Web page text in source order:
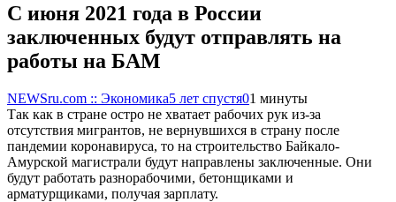
С июня 2021 года в России
заключенных будут отправлять на
работы на БАМ
NEWSru.com :: Экономика5 лет спустя01 минуты
Так как в стране остро не хватает рабочих рук из-за
отсутствия мигрантов, не вернувшихся в страну после
пандемии коронавируса, то на строительство Байкало-
Амурской магистрали будут направлены заключенные. Они
будут работать разнорабочими, бетонщиками и
арматурщиками, получая зарплату.